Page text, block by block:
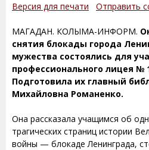
Версия для печати Отправить
МАГАДАН. КОЛЫМА-ИНФОРМ.
снятия блокады города
мужества состоялись для
профессионального лицея №
Подготовила их главный
Михайловна Романенко.
Она рассказала учащимся об
трагических страниц истории
войны — блокаде Ленинграда,